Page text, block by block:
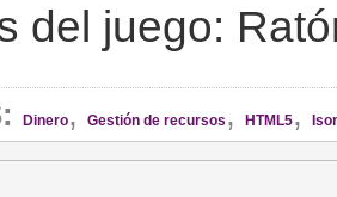
del juego:
Dinero, Gestión de recursos , HTML5,